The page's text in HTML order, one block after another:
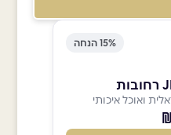
15% הנחה
ואוכל איכותי